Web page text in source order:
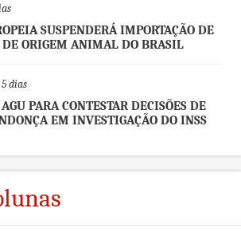
SUSPENDERÁ IMPORTAÇÃO DE
DE ORIGEM ANIMAL DO BRASIL
dias
PARA CONTESTAR DECISÕES DE
EM INVESTIGAÇÃO DO INSS